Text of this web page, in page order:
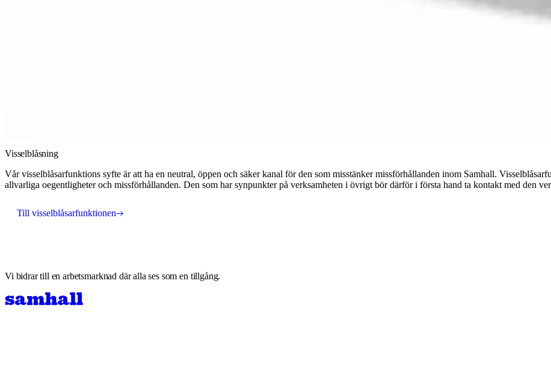
Visselblåsning
Vår visselblåsarfunktions syfte är att ha en neutral, öppen och säker kanal för den som misstänker missförhållanden inom Samhall.
allvarliga oegentligheter och missförhållanden. Den som har synpunkter på verksamheten i övrigt bör därför i första hand ta kontakt med den
Till visselblåsarfunktionen
Vi bidrar till en arbetsmarknad där alla ses som en tillgång.